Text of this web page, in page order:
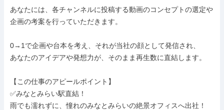
あなたには、各チャンネルに投稿する動画のコンセプトの選定や
企画の考案を行っていただきます。
0→1で企画や台本を考え、それが当社の顔として発信され、
あなたのアイデアや発想力が、そのまま再生数に直結します。
【この仕事のアピールポイント】
✅みなとみらい駅直結！
雨でも濡れずに、憧れのみなとみらいの絶景オフィスへ出社！